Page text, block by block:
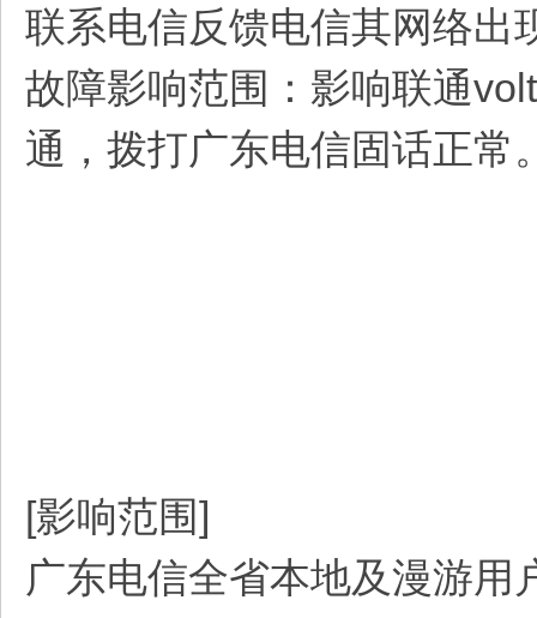
联系电信反馈电信其网络出
故障影响范围：影响联通
通，拨打广东电信固话正常
[影响范围]
广东电信全省本地及漫游用